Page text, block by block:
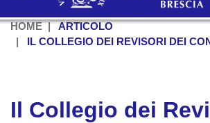
HOME
ARTICOLO
IL COLLEGIO DEI REVISORI DEI
Il Collegio dei